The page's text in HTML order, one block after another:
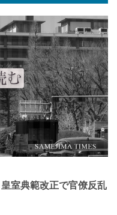
室典範改正で官僚反乱